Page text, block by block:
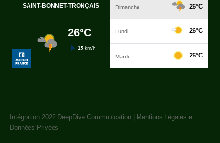
Intégration 2022 DeepDive Communication
Mentions Légales et
Données Privées